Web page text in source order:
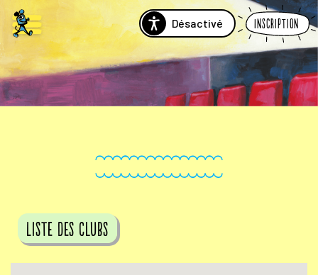
Désactivé Inscription
Liste des clubs